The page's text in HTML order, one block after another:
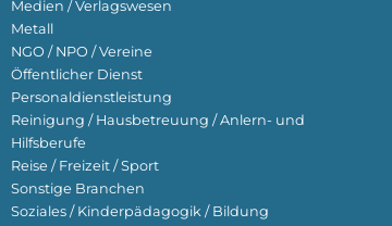
Medien / Verlagswesen
Metall
NGO / NPO / Vereine
Öffentlicher Dienst
Personaldienstleistung
Reinigung / Hausbetreuung / Anlern- und
Hilfsberufe
Reise / Freizeit / Sport
Sonstige Branchen
Soziales / Kinderpädagogik / Bildung